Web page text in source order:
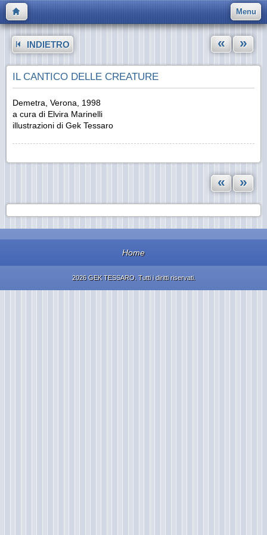
Menu
INDIETRO « »
IL CANTICO DELLE CREATURE
Demetra, Verona, 1998
a cura di Elvira Marinelli
illustrazioni di Gek Tessaro
« »
Home
2026 GEK TESSARO. Tutti i diritti riservati.